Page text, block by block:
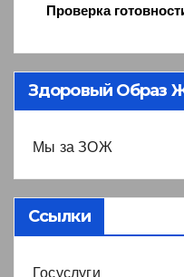
Проверка
Здоровый Образ
Мы за ЗОЖ
Ссылки
Госуслуги